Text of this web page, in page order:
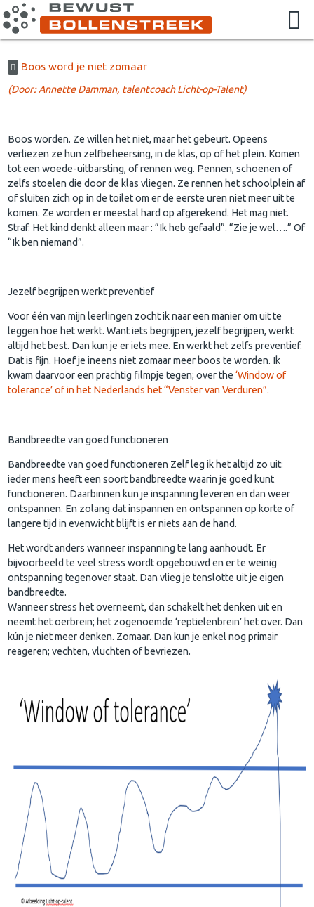
Boos word je niet zomaar
(Door: Annette Damman, talentcoach Licht-op-Talent)
Boos worden. Ze willen het niet, maar het gebeurt. Opeens
verliezen ze hun zelfbeheersing, in de klas, op of het plein. Komen
tot een woede-uitbarsting, of rennen weg. Pennen, schoenen of
zelfs stoelen die door de klas vliegen. Ze rennen het schoolplein af
of sluiten zich op in de toilet om er de eerste uren niet meer uit te
komen. Ze worden er meestal hard op afgerekend. Het mag niet.
Straf. Het kind denkt alleen maar : “Ik heb gefaald”. “Zie je wel….” Of
“Ik ben niemand”.
Jezelf begrijpen werkt preventief
Voor één van mijn leerlingen zocht ik naar een manier om uit te
leggen hoe het werkt. Want iets begrijpen, jezelf begrijpen, werkt
altijd het best. Dan kun je er iets mee. En werkt het zelfs preventief.
Dat is fijn. Hoef je ineens niet zomaar meer boos te worden. Ik
kwam daarvoor een prachtig filmpje tegen; over the ‘Window of
tolerance’ of in het Nederlands het “Venster van Verduren”.
Bandbreedte van goed functioneren
Bandbreedte van goed functioneren Zelf leg ik het altijd zo uit:
ieder mens heeft een soort bandbreedte waarin je goed kunt
functioneren. Daarbinnen kun je inspanning leveren en dan weer
ontspannen. En zolang dat inspannen en ontspannen op korte of
langere tijd in evenwicht blijft is er niets aan de hand.
Het wordt anders wanneer inspanning te lang aanhoudt. Er
bijvoorbeeld te veel stress wordt opgebouwd en er te weinig
ontspanning tegenover staat. Dan vlieg je tenslotte uit je eigen
bandbreedte.
Wanneer stress het overneemt, dan schakelt het denken uit en
neemt het oerbrein; het zogenoemde ‘reptielenbrein’ het over. Dan
kún je niet meer denken. Zomaar. Dan kun je enkel nog primair
reageren; vechten, vluchten of bevriezen.